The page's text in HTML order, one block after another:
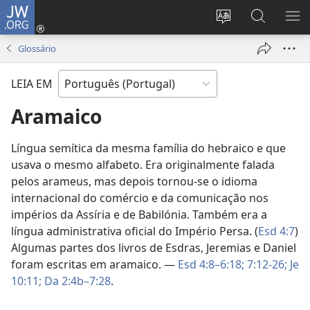
JW.ORG
Alterar
Entrar
(abre
janela)
Pesquisar
no
Site
Glossário
LEIA EM
Aramaico
Língua semítica da mesma família do hebraico e que
usava o mesmo alfabeto. Era originalmente falada
pelos arameus, mas depois tornou-se o idioma
internacional do comércio e da comunicação nos
impérios da Assíria e de Babilónia. Também era a
língua administrativa oficial do Império Persa. (Esd 4:7)
Algumas partes dos livros de Esdras, Jeremias e Daniel
foram escritas em aramaico. — Esd 4:8–6:18; 7:12-26; Je
10:11; Da 2:4b–7:28.